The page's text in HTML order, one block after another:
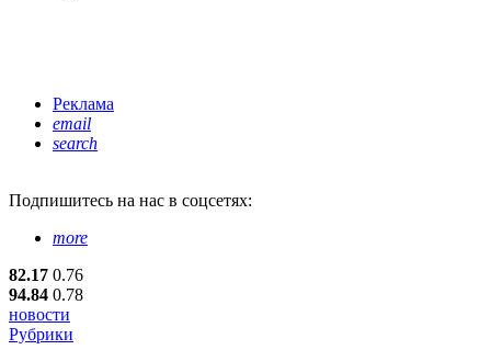
Реклама
email
search
Подпишитесь на нас в соцсетях:
more
82.17 0.76
94.84 0.78
новости
Рубрики